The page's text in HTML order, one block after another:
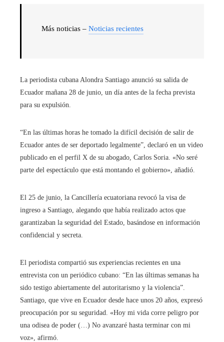
Más noticias – Noticias recientes
La periodista cubana Alondra Santiago anunció su salida de
Ecuador mañana 28 de junio, un día antes de la fecha prevista
para su expulsión.
“En las últimas horas he tomado la difícil decisión de salir de
Ecuador antes de ser deportado legalmente”, declaró en un video
publicado en el perfil X de su abogado, Carlos Soria. «No seré
parte del espectáculo que está montando el gobierno», añadió.
El 25 de junio, la Cancillería ecuatoriana revocó la visa de
ingreso a Santiago, alegando que había realizado actos que
garantizaban la seguridad del Estado, basándose en información
confidencial y secreta.
El periodista compartió sus experiencias recientes en una
entrevista con un periódico cubano: “En las últimas semanas ha
sido testigo abiertamente del autoritarismo y la violencia”.
Santiago, que vive en Ecuador desde hace unos 20 años, expresó
preocupación por su seguridad. «Hoy mi vida corre peligro por
una odisea de poder (…) No avanzaré hasta terminar con mi
voz», afirmó.